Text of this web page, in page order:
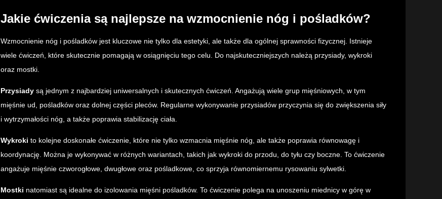
Jakie ćwiczenia są najlepsze na wzmocnienie nóg i pośladków?
Wzmocnienie nóg i pośladków jest kluczowe nie tylko dla estetyki, ale także dla ogólnej sprawności fizycznej. Istnieje
wiele ćwiczeń, które skutecznie pomagają w osiągnięciu tego celu. Do najskuteczniejszych należą przysiady, wykroki
oraz mostki.
Przysiady są jednym z najbardziej uniwersalnych i skutecznych ćwiczeń. Angażują wiele grup mięśniowych, w tym
mięśnie ud, pośladków oraz dolnej części pleców. Regularne wykonywanie przysiadów przyczynia się do zwiększenia siły
i wytrzymałości nóg, a także poprawia stabilizację ciała.
Wykroki to kolejne doskonałe ćwiczenie, które nie tylko wzmacnia mięśnie nóg, ale także poprawia równowagę i
koordynację. Można je wykonywać w różnych wariantach, takich jak wykroki do przodu, do tyłu czy boczne. To ćwiczenie
angażuje mięśnie czworogłowe, dwugłowe oraz pośladkowe, co sprzyja równomiernemu rysowaniu sylwetki.
Mostki natomiast są idealne do izolowania mięśni pośladków. To ćwiczenie polega na unoszeniu miednicy w górę w